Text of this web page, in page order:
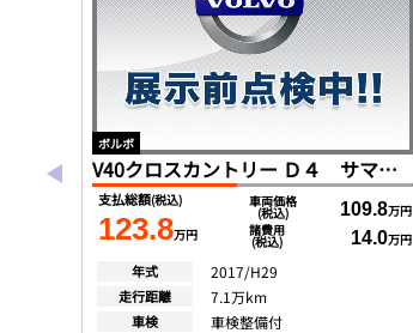
ボルボ
V40クロスカントリー Ｄ４ サマム ディーゼルターボ インテリセーフ 黒革 ＳＥＮＳＵＳ バックカメラ スマートキー ＤＳＲＣ ＬＥＤヘッド ｈａｒｍａｎｋａｒｄｏｎ ２０１７モデル
支払総額(税込)
123.8万円
車両価格
(税込) 109.8万円
諸費用
(税込) 14.0万円
年式 2017/H29
走行距離 7.1万km
車検 車検整備付